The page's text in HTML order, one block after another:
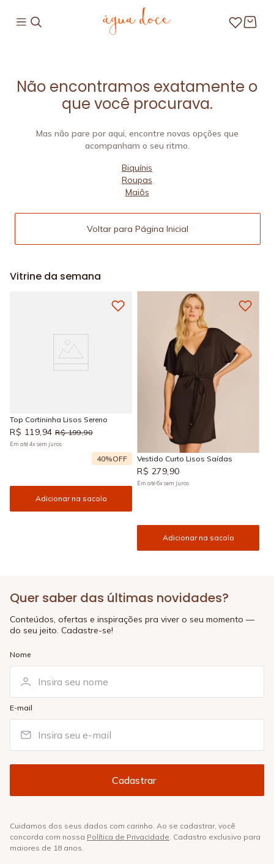
Não encontramos exatamente o
que você procurava.
Mas não pare por aqui, encontre novas opções que
acompanham o seu ritmo.
Biquínis
Roupas
Maiôs
Voltar para Página Inicial
Vitrine da semana
Top Cortininha Lisos Sereno
R$ 119,94 R$ 199,90
Em até4xsem juros
40%OFF
Adicionar na sacola
Vestido Curto Lisos Saídas
R$ 279,90
Em até6xsem juros
Adicionar na sacola
Quer saber das últimas novidades?
Conteúdos, ofertas e inspirações pra viver o seu momento —
do seu jeito. Cadastre-se!
Nome
E-mail
Cuidamos dos seus dados com carinho. Ao se cadastrar, você
concorda com nossa Política de Privacidade. Cadastro exclusivo para
maiores de 18 anos.